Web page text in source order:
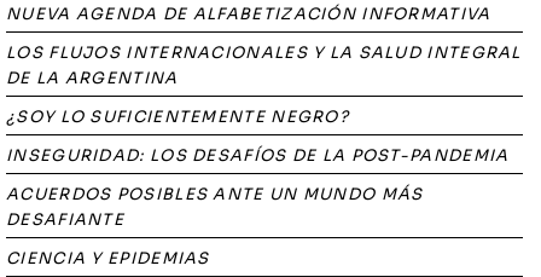
NUEVA AGENDA DE ALFABETIZACIÓN INFORMATIVA
LOS FLUJOS INTERNACIONALES Y LA SALUD INTEGRAL
DE LA ARGENTINA
¿SOY LO SUFICIENTEMENTE NEGRO?
INSEGURIDAD: LOS DESAFÍOS DE LA POST-PANDEMIA
ACUERDOS POSIBLES ANTE UN MUNDO MÁS
DESAFIANTE
CIENCIA Y EPIDEMIAS